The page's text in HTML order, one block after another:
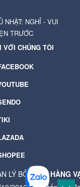
NHẬT: NGHỈ - VUI
TRƯỚC
VỚI CHÚNG TÔI
LÝ BỞICỬA HÀNG